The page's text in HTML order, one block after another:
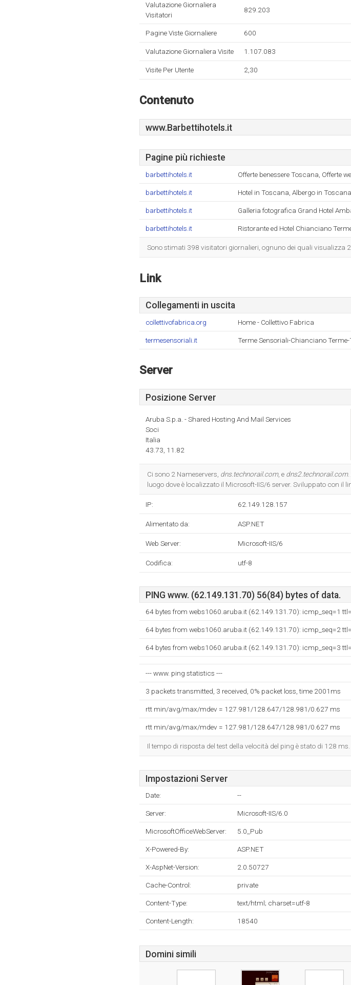
Valutazione Giornaliera
Visitatori
829.203
Pagine Viste Giornaliere 600
Valutazione Giornaliera Visite 1.107.083
Visite Per Utente 2,30
Contenuto
www.Barbettihotels.it
Pagine più richieste
barbettihotels.it Offerte benessere Toscana, Offerte
barbettihotels.it Hotel in Toscana, Albergo in
barbettihotels.it Galleria fotografica Grand Hotel
barbettihotels.it Ristorante ed Hotel Chianciano
Sono stimati 398 visitatori giornalieri, ognuno dei quali visualizza
Link
Collegamenti in uscita
collettivofabrica.org Home - Collettivo Fabrica
termesensoriali.it Terme Sensoriali-Chianciano
Server
Posizione Server
Aruba S.p.a. - Shared Hosting And Mail Services
Soci
Italia
43.73, 11.82
Ci sono 2 Nameservers, dns.technorail.com, e dns2.technorail.com.
luogo dove è localizzato il Microsoft-IIS/6 server. Sviluppato con il
IP: 62.149.128.157
Alimentato da: ASP.NET
Web Server: Microsoft-IIS/6
Codifica: utf-8
PING www. (62.149.131.70) 56(84) bytes of data.
64 bytes from webs1060.aruba.it (62.149.131.70): icmp_seq=1
64 bytes from webs1060.aruba.it (62.149.131.70): icmp_seq=2
64 bytes from webs1060.aruba.it (62.149.131.70): icmp_seq=3
--- www. ping statistics ---
3 packets transmitted, 3 received, 0% packet loss, time 2001ms
rtt min/avg/max/mdev = 127.981/128.647/128.981/0.627 ms
rtt min/avg/max/mdev = 127.981/128.647/128.981/0.627 ms
Il tempo di risposta del test della velocità del ping è stato di 128 ms.
Impostazioni Server
Date: --
Server: Microsoft-IIS/6.0
MicrosoftOfficeWebServer: 5.0_Pub
X-Powered-By: ASP.NET
X-AspNet-Version: 2.0.50727
Cache-Control: private
Content-Type: text/html; charset=utf-8
Content-Length: 18540
Domini simili